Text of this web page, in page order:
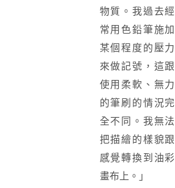
物質。我過去經
常用色鉛筆施加
某個程度的壓力
來做記號，這跟
使用柔軟、無力
的筆刷的情況完
全不同。我無法
把描繪的樣貌跟
感覺轉換到油彩
畫布上。」